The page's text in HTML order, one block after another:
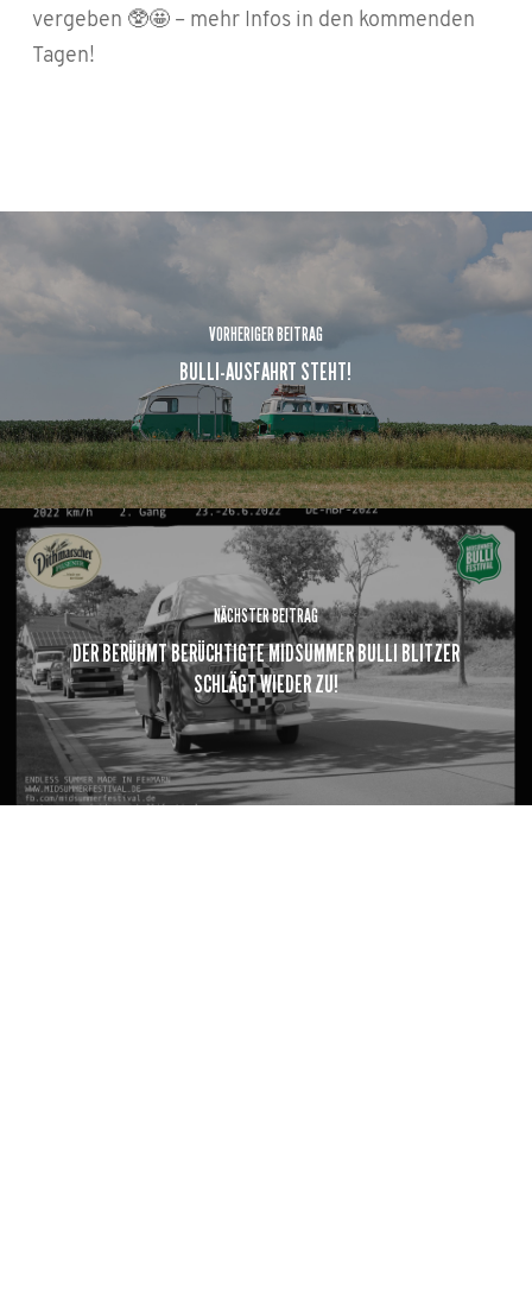
vergeben 🥸🤩 – mehr Infos in den kommenden
Tagen!
VORHERIGER BEITRAG
BULLI-AUSFAHRT STEHT!
NÄCHSTER BEITRAG
DER BERÜHMT BERÜCHTIGTE MIDSUMMER BULLI BLITZER
SCHLÄGT WIEDER ZU!